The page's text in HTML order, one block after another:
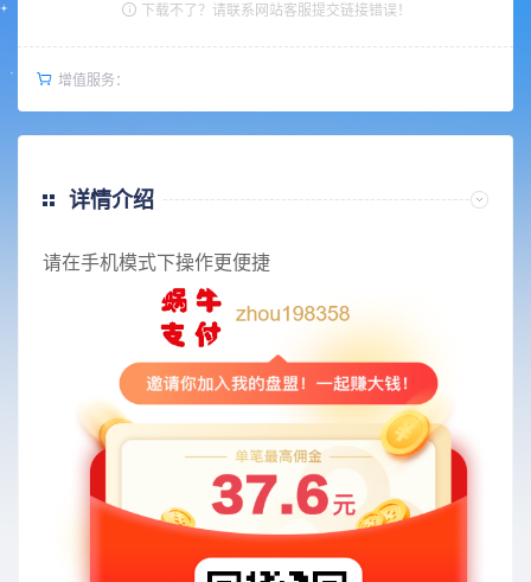
下载不了？请联系网站客服提交链接错误！
增值服务：
详情介绍
请在手机模式下操作更便捷